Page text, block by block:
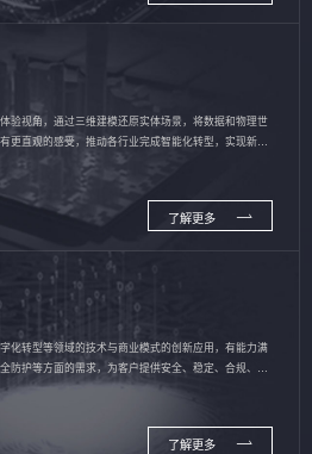
验视角，通过三维建模还原实体场景，将数据和物理世
更直观的感受，推动各行业完成智能化转型，实现新旧
了解更多
化转型等领域的技术与商业模式的创新应用，有能力满
防护等方面的需求，为客户提供安全、稳定、合规、持
了解更多